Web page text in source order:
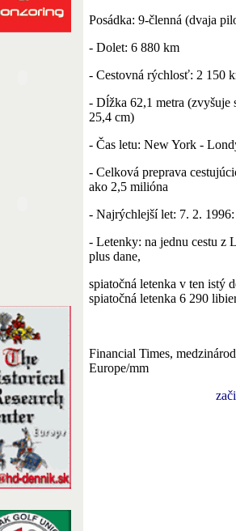
Posádka: 9-členná (dvaja
- Dolet: 6 880 km
- Cestovná rýchlosť: 2 150
- Dĺžka 62,1 metra (zvyšuje
25,4 cm)
- Čas letu: New York -
- Celková preprava
ako 2,5 milióna
- Najrýchlejší let: 7. 2.
- Letenky: na jednu cestu z
plus dane,
spiatočná letenka v ten istý
spiatočná letenka 6 290
Financial Times,
Europe/mm